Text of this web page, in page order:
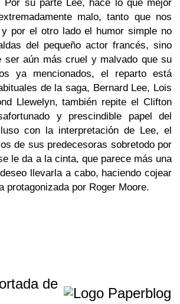
Por su parte Lee, hace lo que mejor
malo, tanto que nos
por el otro lado el humor simple no
del pequeño actor francés, sino
ser aún más cruel y malvado que su
ya mencionados, el reparto está
de la saga, Bernard Lee, Lois
Llewelyn, también repite el Clifton
y prescindible papel del
con la interpretación de Lee, el
de sus predecesoras sobretodo por
le da a la cinta, que parece más una
llevarla a cabo, haciendo cojear
protagonizada por Roger Moore.
de